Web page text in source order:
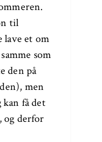
til
lave et om
som
den på
men
få det
og derfor